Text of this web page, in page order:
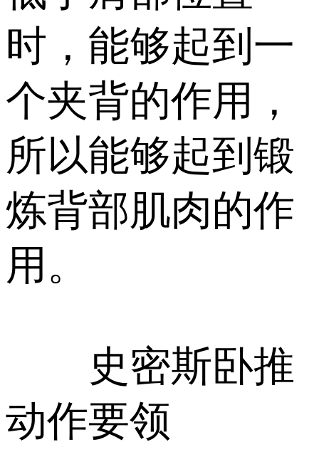
时，能够起到一
个夹背的作用，
所以能够起到锻
炼背部肌肉的作
用。
史密斯卧推
动作要领